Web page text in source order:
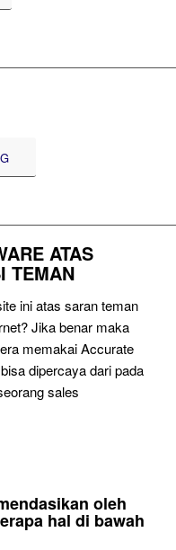
ATAS
TEMAN
ini atas saran teman
Jika benar maka
memakai Accurate
dipercaya dari pada
sales
oleh
hal di bawah